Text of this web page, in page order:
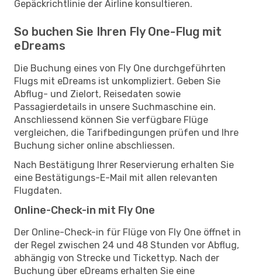
Gepäckrichtlinie der Airline konsultieren.
So buchen Sie Ihren Fly One-Flug mit
eDreams
Die Buchung eines von Fly One durchgeführten
Flugs mit eDreams ist unkompliziert. Geben Sie
Abflug- und Zielort, Reisedaten sowie
Passagierdetails in unsere Suchmaschine ein.
Anschliessend können Sie verfügbare Flüge
vergleichen, die Tarifbedingungen prüfen und Ihre
Buchung sicher online abschliessen.
Nach Bestätigung Ihrer Reservierung erhalten Sie
eine Bestätigungs-E-Mail mit allen relevanten
Flugdaten.
Online-Check-in mit Fly One
Der Online-Check-in für Flüge von Fly One öffnet in
der Regel zwischen 24 und 48 Stunden vor Abflug,
abhängig von Strecke und Tickettyp. Nach der
Buchung über eDreams erhalten Sie eine